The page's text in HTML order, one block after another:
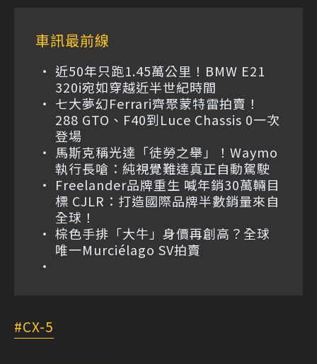
車訊最前線
近50年只跑1.45萬公里！BMW E21
320i宛如穿越近半世紀時間
七大夢幻Ferrari齊聚蒙特雷拍賣！
288 GTO、F40到Luce Chassis 0一次
登場
馬斯克稱光達「徒勞之舉」！Waymo
執行長嗆：純視覺難達真正自動駕駛
Freelander品牌重生 喊年銷30萬輛目
標 CJLR：打造國際品牌半數銷量來自
全球！
棕色手排「大牛」身價再創高？全球
唯一Murciélago SV拍賣
CX-5